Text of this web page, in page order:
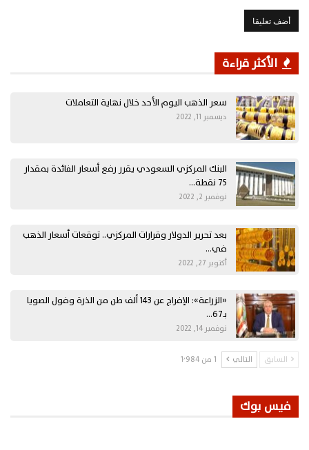
الأكثر قراءة
سعر الذهب اليوم الأحد خلال نهاية التعاملات
ديسمبر 11, 2022
البنك المركزي السعودي يقرر رفع أسعار الفائدة بمقدار
75 نقطة…
نوفمبر 2, 2022
بعد تحرير الدولار وقرارات المركزي.. توقعات أسعار الذهب
في…
أكتوبر 27, 2022
«الزراعة»: الإفراج عن 143 ألف طن من الذرة وفول الصويا
بـ67…
نوفمبر 14, 2022
السابق التالي 1 من 1٬984
فيس بوك